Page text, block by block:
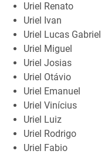
Uriel Renato
Uriel Ivan
Uriel Lucas Gabriel
Uriel Miguel
Uriel Josias
Uriel Otávio
Uriel Emanuel
Uriel Vinícius
Uriel Luiz
Uriel Rodrigo
Uriel Fabio